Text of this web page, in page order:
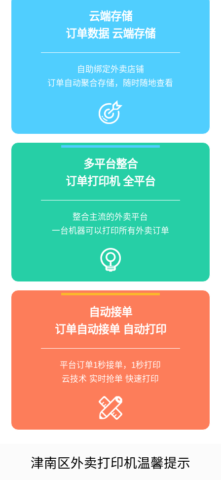
云端存储
订单数据 云端存储
自助绑定外卖店铺
订单自动聚合存储，随时随地查看
多平台整合
订单打印机 全平台
整合主流的外卖平台
一台机器可以打印所有外卖订单
自动接单
订单自动接单 自动打印
平台订单1秒接单，1秒打印
云技术 实时抢单 快速打印
津南区外卖打印机温馨提示